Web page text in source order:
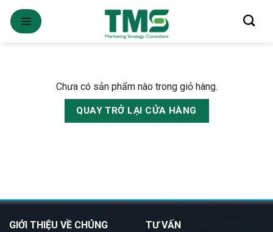
Skip
content
Chưa có sản phẩm nào trong giỏ hàng.
QUAY TRỞ LẠI CỬA HÀNG
GIỚI THIỆU VỀ CHÚNG
TƯ VẤN